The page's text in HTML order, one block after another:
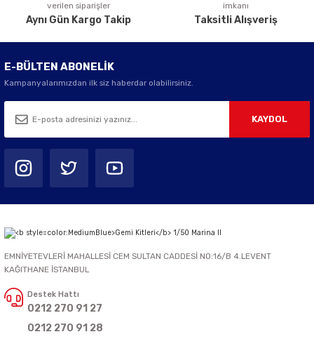
verilen siparişler
Aynı Gün Kargo Takip
imkanı
Taksitli Alışveriş
E-BÜLTEN ABONELİK
Kampanyalarımızdan ilk siz haberdar olabilirsiniz.
KAYDOL
EMNİYETEVLERİ MAHALLESİ CEM SULTAN CADDESİ NO:16/B 4.LEVENT
KAĞITHANE İSTANBUL
Destek Hattı
0212 270 91 27
0212 270 91 28